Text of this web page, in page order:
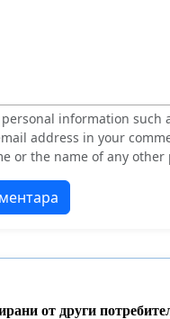
information such
address in your
or the name of any other
от други